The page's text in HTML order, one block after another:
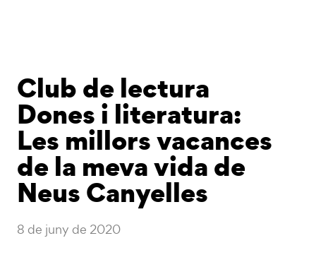
Club de lectura
Dones i literatura:
Les millors vacances
de la meva vida de
Neus Canyelles
8 de juny de 2020